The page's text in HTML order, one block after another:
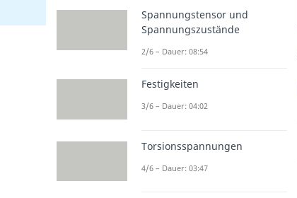
Spannungstensor und
Spannungszustände
2/6 – Dauer: 08:54
Festigkeiten
3/6 – Dauer: 04:02
Torsionsspannungen
4/6 – Dauer: 03:47